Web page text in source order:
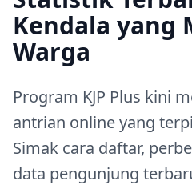
Kendala yang
Warga
Program KJP Plus kini
antrian online yang
Simak cara daftar,
data pengunjung